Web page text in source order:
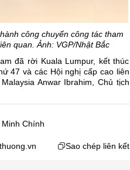
công chuyến công tác tham
quan. Ảnh: VGP/Nhật Bắc
đã rời Kuala Lumpur, kết thúc
47 và các Hội nghị cấp cao liên
Anwar Ibrahim, Chủ tịch
Chính
Sao chép liên kết